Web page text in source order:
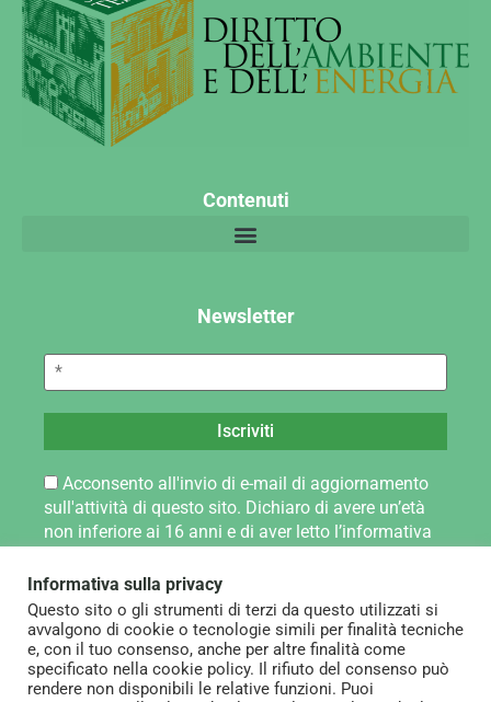
Contenuti
Newsletter
Acconsento all'invio di e-mail di aggiornamento
sull'attività di questo sito. Dichiaro di avere un’età
non inferiore ai 16 anni e di aver letto l’informativa
pagina Privacy Policy.
Informativa sulla privacy
Questo sito o gli strumenti di terzi da questo utilizzati si
avvalgono di cookie o tecnologie simili per finalità tecniche
e, con il tuo consenso, anche per altre finalità come
specificato nella cookie policy. Il rifiuto del consenso può
rendere non disponibili le relative funzioni. Puoi